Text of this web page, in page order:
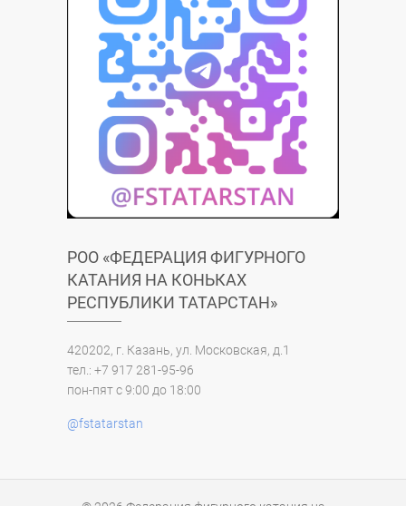
РОО «ФЕДЕРАЦИЯ ФИГУРНОГО
КАТАНИЯ НА КОНЬКАХ
РЕСПУБЛИКИ ТАТАРСТАН»
420202, г. Казань, ул. Московская, д.1
тел.: +7 917 281-95-96
пон-пят с 9:00 до 18:00
@fstatarstan